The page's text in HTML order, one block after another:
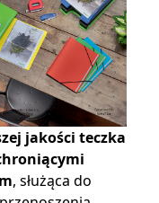
jakości teczka
, służąca do